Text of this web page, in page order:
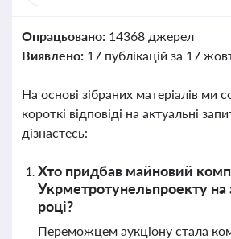
Опрацьовано: 14368 джерел
Виявлено: 17 публікацій за 17
На основі зібраних матеріалів ми
короткі відповіді на актуальні
дізнаєтесь:
Хто придбав майновий
Укрметротунельпроекту на
році?
Переможцем аукціону стала